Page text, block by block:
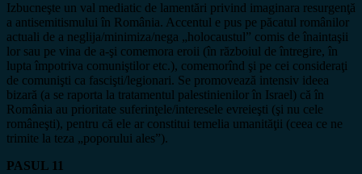
Izbucneşte un val mediatic de lamentări privind imaginara resurgenţă
a antisemitismului în România. Accentul e pus pe păcatul românilor
actuali de a neglija/minimiza/nega „holocaustul” comis de înaintaşii
lor sau pe vina de a-şi comemora eroii (în războiul de întregire, în
lupta împotriva comuniştilor etc.), comemorînd şi pe cei consideraţi
de comunişti ca fascişti/legionari. Se promovează intensiv ideea
bizară (a se raporta la tratamentul palestinienilor în Israel) că în
România au prioritate suferinţele/interesele evreieşti (şi nu cele
româneşti), pentru că ele ar constitui temelia umanităţii (ceea ce ne
trimite la teza „poporului ales”).
PASUL 11